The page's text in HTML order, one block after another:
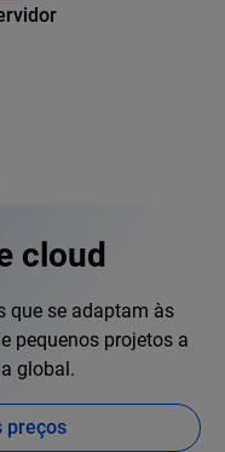
cloud
que se adaptam às
pequenos projetos a
global.
preços